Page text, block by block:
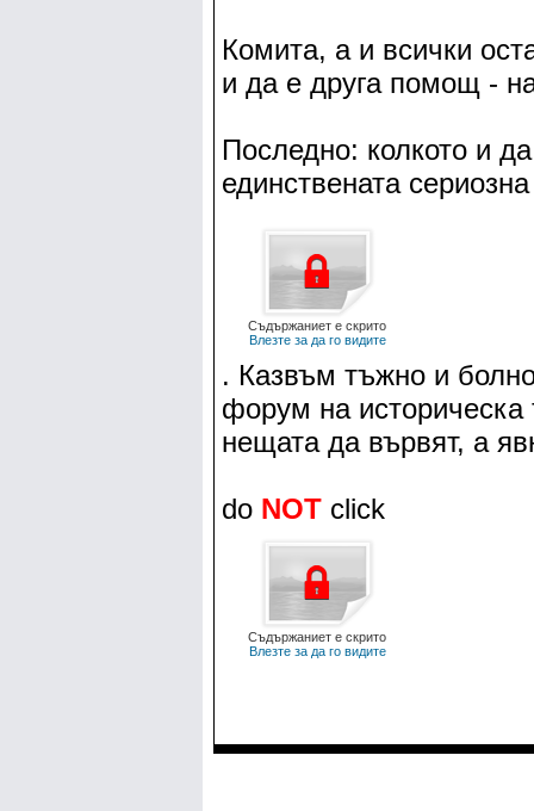
Комита, а и всички
и да е друга помощ -
Последно: колкото и
единствената
Съдържаниет е скрито
Влезте за да го видите
. Казвъм тъжно и
форум на
нещата да вървят, а
do NOT click
Съдържаниет е скрито
Влезте за да го видите